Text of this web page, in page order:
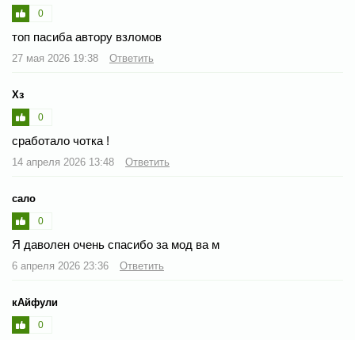
0
топ пасиба автору взломов
27 мая 2026 19:38 Ответить
Хз
0
сработало чотка !
14 апреля 2026 13:48 Ответить
сало
0
Я даволен очень спасибо за мод ва м
6 апреля 2026 23:36 Ответить
кАйфули
0